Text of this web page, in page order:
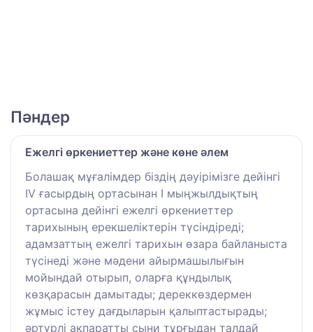
Пәндер
Ежелгі өркениеттер және көне әлем
Болашақ мұғалімдер біздің дәуірімізге дейінгі
ІV ғасырдың ортасынан І мыңжылдықтың
ортасына дейінгі ежелгі өркениеттер
тарихының ерекшеліктерін түсіндіреді;
адамзаттың ежелгі тарихын өзара байланыста
түсінеді және мәдени айырмашылығын
мойындай отырып, оларға құндылық
көзқарасын дамытады; дереккөздермен
жұмыс істеу дағдыларын қалыптастырады;
әртүрлі ақпаратты сыни тұрғыдан талдай